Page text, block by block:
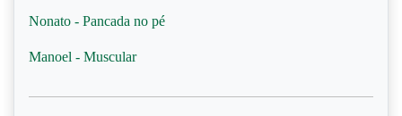
Nonato - Pancada no pé
Manoel - Muscular